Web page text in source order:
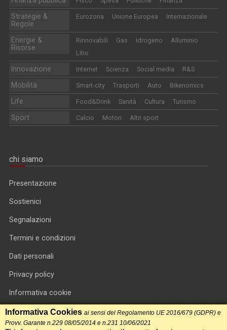
Strategie &
Regole
Eurozona Unione Europea Internazionale
Energie &
Risorse
Rinnovabili Gas Idrogeno
Alluminio
Litio
Innovazione Internet Scienza Social media R&S
Mobilità Smart-city Trasporti Auto Bikenomics
Life Food&Drink Sanità Cultura Turismo
Sport Calcio Motori Altri sport
chi siamo
Presentazione
Sostienici
Segnalazioni
Termini e condizioni
Dati personali
Privacy policy
Informativa cookie
RSS feed
Informativa Cookies ai sensi del Regolamento UE 2016/679 (GDPR) e
Provv. Garante n.229 08/05/2014 e n.231 10/06/2021